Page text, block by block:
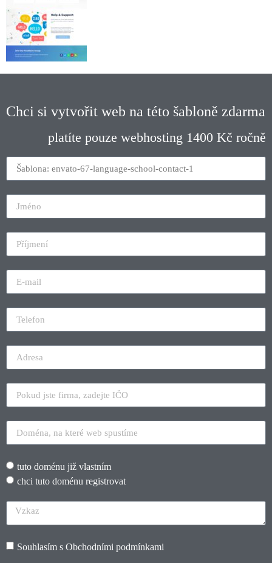
Chci si vytvořit web na této šabloně zdarma
platíte pouze webhosting 1400 Kč ročně
tuto doménu již vlastním
chci tuto doménu registrovat
Souhlasím s Obchodními podmínkami